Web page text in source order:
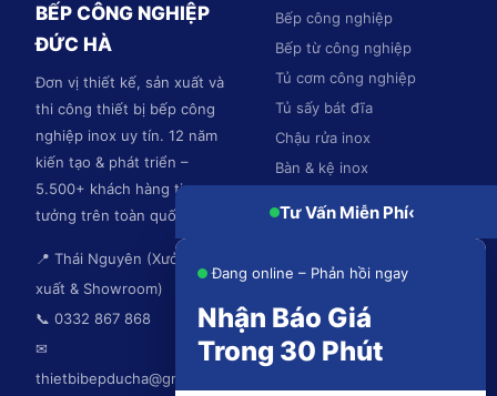
BẾP CÔNG NGHIỆP
ĐỨC HÀ
Đơn vị thiết kế, sản xuất và
thi công thiết bị bếp công
nghiệp inox uy tín. 12 năm
kiến tạo & phát triển –
5.500+ khách hàng tin
tưởng trên toàn quốc.
📍 Thái Nguyên (Xưởng sản
xuất & Showroom)
📞 0332 867 868
✉
thietbibepducha@gmail.com
Bếp công nghiệp
Bếp từ công nghiệp
Tủ cơm công nghiệp
Tủ sấy bát đĩa
Chậu rửa inox
Bàn & kệ inox
Tư Vấn Miễn Phí‹
Đang online – Phản hồi ngay
Nhận Báo Giá
Trong 30 Phút